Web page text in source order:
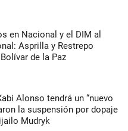
en Nacional y el DIM al
Asprilla y Restrepo
de la Paz
Alonso tendrá un “nuevo
la suspensión por dopaje
Mudryk